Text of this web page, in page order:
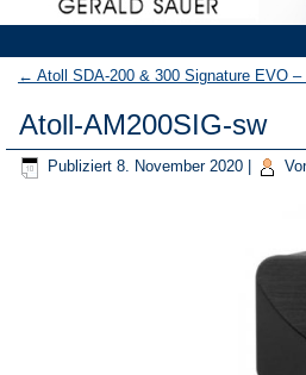
← Atoll SDA-200 & 300 Signature EVO
Atoll-AM200SIG-sw
Publiziert 8. November 2020